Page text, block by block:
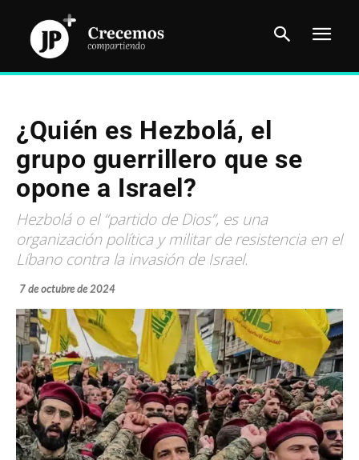
¿Quién es Hezbolá, el
grupo guerrillero que se
opone a Israel?
Hezbolá o el “partido de Dios”, es una
organización política y militar de resistencia en el
Líbano contra la invasión de Israel.
7 de octubre de 2024